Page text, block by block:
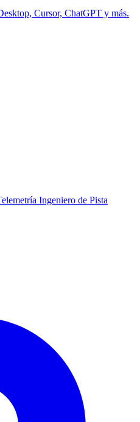
Cursor, ChatGPT y más.
Ingeniero de Pista